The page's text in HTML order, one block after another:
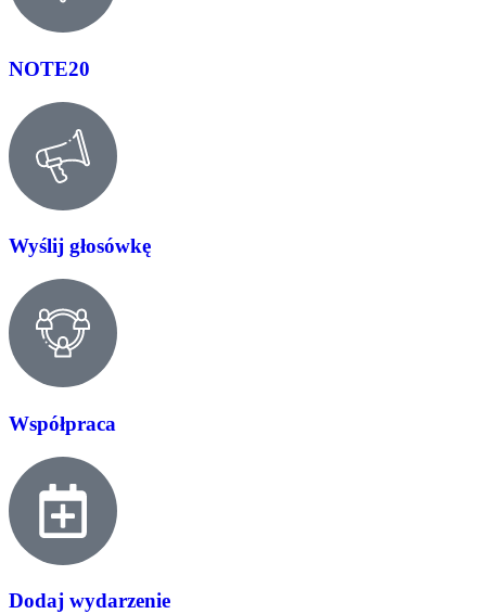
NOTE20
Wyślij głosówkę
Współpraca
Dodaj wydarzenie